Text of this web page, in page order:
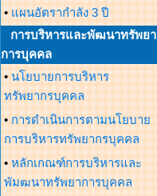
• แผนอัตรากำลัง 3 ปี
การบริหารและพัฒนาทรัพยา
การบุคคล
• นโยบายการบริหาร
ทรัพยากรบุคคล
• การดำเนินการตามนโยบาย
การบริหารทรัพยากรบุคคล
• หลักเกณฑ์การบริหารและ
พัมฒนาทรัพยาการบุคคล